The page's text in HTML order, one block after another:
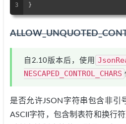
3
}
自2.10版本后，使用
NESCAPED_CONTROL_CHARS
是否允许JSON字符串包含非引
ASCII字符，包含制表符和换行